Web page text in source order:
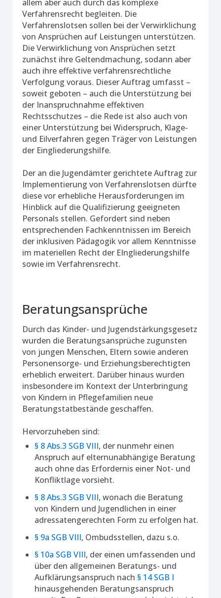
allem aber auch durch das komplexe
Verfahrensrecht begleiten. Die
Verfahrenslotsen sollen bei der Verwirklichung
von Ansprüchen auf Leistungen unterstützen.
Die Verwirklichung von Ansprüchen setzt
zunächst ihre Geltendmachung, sodann aber
auch ihre effektive verfahrensrechtliche
Verfolgung voraus. Dieser Auftrag umfasst –
soweit geboten – auch die Unterstützung bei
der Inanspruchnahme effektiven
Rechtsschutzes – die Rede ist also auch von
einer Unterstützung bei Widerspruch, Klage-
und Eilverfahren gegen Träger von Leistungen
der Eingliederungshilfe.
Der an die Jugendämter gerichtete Auftrag zur
Implementierung von Verfahrenslotsen dürfte
diese vor erhebliche Herausforderungen im
Hinblick auf die Qualifizierung geeigneten
Personals stellen. Gefordert sind neben
entsprechenden Fachkenntnissen im Bereich
der inklusiven Pädagogik vor allem Kenntnisse
im materiellen Recht der EIngliederungshilfe
sowie im Verfahrensrecht.
Beratungsansprüche
Durch das Kinder- und Jugendstärkungsgesetz
wurden die Beratungsansprüche zugunsten
von jungen Menschen, Eltern sowie anderen
Personensorge- und Erziehungsberechtigten
erheblich erweitert. Darüber hinaus wurden
insbesondere im Kontext der Unterbringung
von Kindern in Pflegefamilien neue
Beratungstatbestände geschaffen.
Hervorzuheben sind:
§ 8 Abs.3 SGB VIII, der nunmehr einen
Anspruch auf elternunabhängige Beratung
auch ohne das Erfordernis einer Not- und
Konfliktlage vorsieht.
§ 8 Abs.3 SGB VIII, wonach die Beratung
von Kindern und Jugendlichen in einer
adressatengerechten Form zu erfolgen hat.
§ 9a SGB VIII, Ombudsstellen, dazu s.o.
§ 10a SGB VIII, der einen umfassenden und
über den allgemeinen Beratungs- und
Aufklärungsanspruch nach § 14 SGB I
hinausgehenden Beratungsanspruch